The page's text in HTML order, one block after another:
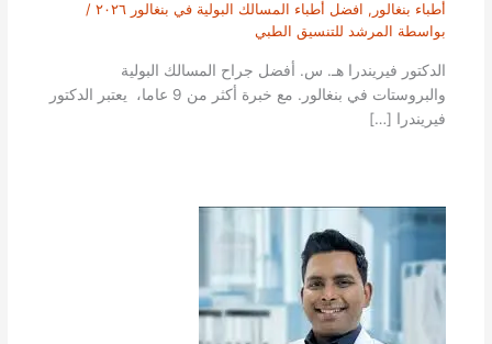
أطباء بنغالور , افضل أطباء المسالك البولية في بنغالور ٢٠٢٦
/
بواسطة المرشد للتنسيق الطبي
الدكتور فيريندرا هـ. س. أفضل جراح المسالك البولية
والبروستات في بنغالور. مع خبرة أكثر من 9 عاما، يعتبر الدكتور
فيريندرا […]